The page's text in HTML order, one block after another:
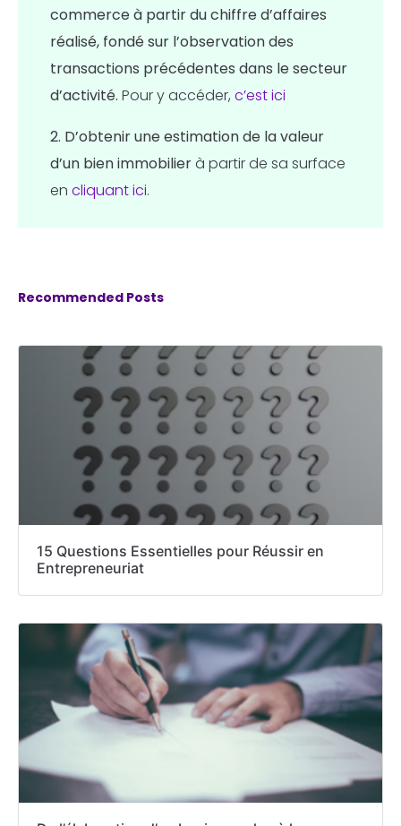
commerceà partir du chiffre d’affaires
réalisé, fondé sur l’observation des
transactions précédentes dans le secteur
d’activité. Pour y accéder, c’est ici
2. D’obtenir une estimation de la valeur
d’un bien immobilierà partir de sa surface
en cliquant ici.
Recommended Posts
15 Questions Essentielles pour Réussir en
Entrepreneuriat